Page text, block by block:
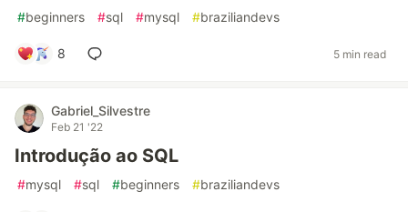
#beginners #sql #mysql #braziliandevs
8 5 min read
Gabriel_Silvestre
Feb 21 '22
Introdução ao SQL
#mysql #sql #beginners #braziliandevs